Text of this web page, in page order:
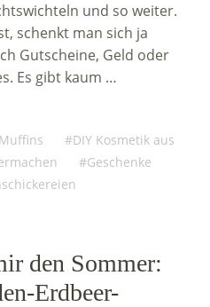
und so weiter.
schenkt man sich ja
Gutscheine, Geld oder
Es gibt kaum …
DIY Kosmetik aus
Geschenke
den Sommer:
Erdbeer-